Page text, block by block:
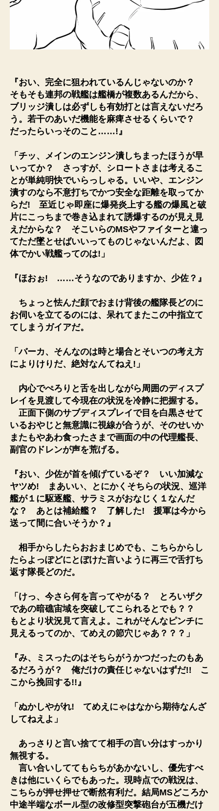
『おい、完全に狙われているんじゃないのか？
そもそも連邦の戦艦は艦橋が複数あるんだから、
ブリッジ潰しは必ずしも有効打とは言えないだろ
う。若干のあいだ機能を麻痺させるくらいで？
だったらいっそのこと……!』
「チッ、メインのエンジン潰しちまったほうが早
いってか？ さっすが、シロートさまは考えるこ
とが単純明快でいらっしゃる。いいや、エンジン
潰すのなら不意打ちでかつ安全な距離を取ってか
らだ! 至近じゃ即座に爆発炎上する艦の爆風と破
片にこっちまで巻き込まれて誘爆するのが見え見
えだからな？ そこいらのMSやファイターと違っ
てただ墜とせばいいってものじゃないんだよ、図
体でかい戦艦ってのは!」
『ほおぉ! ……そうなのでありますか、少佐？』
ちょっと怯んだ顔でおまけ背後の艦隊長どのに
お伺いを立てるのには、呆れてまたこの中指立て
てしまうガイアだ。
「バーカ、そんなのは時と場合とそいつの考え方
によりけりだ、絶対なんてねえ!」
内心でぺろりと舌を出しながら周囲のディスプ
レイを見渡して今現在の状況を冷静に把握する。
正面下側のサブディスプレイで目を白黒させて
いるおやじと無意識に視線が合うが、そのせいか
またもやあわ食ったさまで画面の中の代理艦長、
副官のドレンが声を荒げる。
『おい、少佐が首を傾げているぞ？ いい加減な
ヤツめ! まあいい、とにかくそちらの状況、巡洋
艦が１に駆逐艦、サラミスがおなじく１なんだ
な？ あとは補給艦？ 了解した! 援軍は今から
送って間に合いそうか？』
相手からしたらおおまじめでも、こちらからし
たらよっぽどにとぼけた言いように再三で舌打ち
返す隊長どのだ。
「けっ、今さら何を言ってやがる？ とろいザク
であの暗礁宙域を突破してこられるとでも？？
もとより状況見て言えよ。これがそんなピンチに
見えるってのか、てめえの節穴じゃあ？？？」
『み、ミスったのはそちらがうかつだったのもあ
るだろうが？ 俺だけの責任じゃないはずだ!! こ
こから挽回する!!』
「ぬかしやがれ! てめえにゃはなから期待なんざ
してねえよ」
あっさりと言い捨てて相手の言い分はすっかり
無視する。
言い合いしててもらちがあかないし、優先すべ
きは他にいくらでもあった。現時点での戦況は、
こちらが押せ押せで断然有利だ。結局MSどころか
中途半端なボール型の改修型突撃砲台が五機だけ